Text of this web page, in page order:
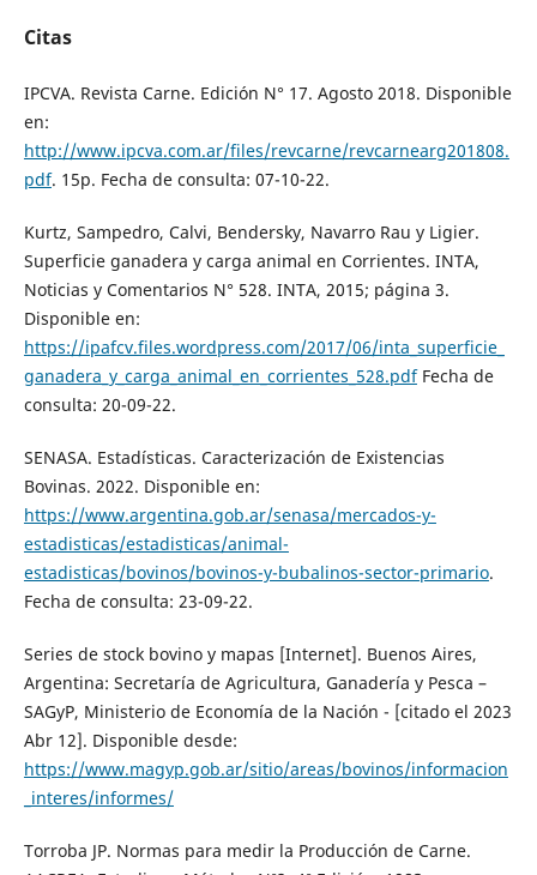
Citas
IPCVA. Revista Carne. Edición N° 17. Agosto 2018. Disponible
en:
http://www.ipcva.com.ar/files/revcarne/revcarnearg201808.
pdf. 15p. Fecha de consulta: 07-10-22.
Kurtz, Sampedro, Calvi, Bendersky, Navarro Rau y Ligier.
Superficie ganadera y carga animal en Corrientes. INTA,
Noticias y Comentarios N° 528. INTA, 2015; página 3.
Disponible en:
https://ipafcv.files.wordpress.com/2017/06/inta_superficie_
ganadera_y_carga_animal_en_corrientes_528.pdfFecha de
consulta: 20-09-22.
SENASA. Estadísticas. Caracterización de Existencias
Bovinas. 2022. Disponible en:
https://www.argentina.gob.ar/senasa/mercados-y-
estadisticas/estadisticas/animal-
estadisticas/bovinos/bovinos-y-bubalinos-sector-primario.
Fecha de consulta: 23-09-22.
Series de stock bovino y mapas [Internet]. Buenos Aires,
Argentina: Secretaría de Agricultura, Ganadería y Pesca –
SAGyP, Ministerio de Economía de la Nación - [citado el 2023
Abr 12]. Disponible desde:
https://www.magyp.gob.ar/sitio/areas/bovinos/informacion
_interes/informes/
Torroba JP. Normas para medir la Producción de Carne.